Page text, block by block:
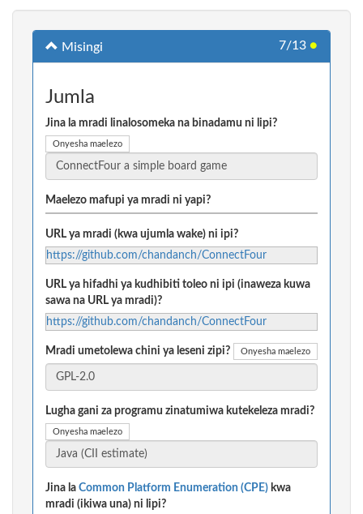
Misingi 7/13 ●
Jumla
Jina la mradi linalosomeka na binadamu ni lipi?
Onyesha maelezo
Maelezo mafupi ya mradi ni yapi?
URL ya mradi (kwa ujumla wake) ni ipi?
https://github.com/chandanch/ConnectFour
URL ya hifadhi ya kudhibiti toleo ni ipi (inaweza kuwa
sawa na URL ya mradi)?
https://github.com/chandanch/ConnectFour
Mradi umetolewa chini ya leseni zipi? Onyesha maelezo
Lugha gani za programu zinatumiwa kutekeleza mradi?
Onyesha maelezo
Jina la Common Platform Enumeration (CPE) kwa
mradi (ikiwa una) ni lipi?